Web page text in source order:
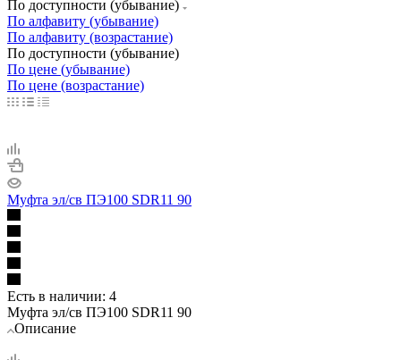
По доступности (убывание)
По алфавиту (убывание)
По алфавиту (возрастание)
По доступности (убывание)
По цене (убывание)
По цене (возрастание)
Муфта эл/св ПЭ100 SDR11 90
Есть в наличии: 4
Муфта эл/св ПЭ100 SDR11 90
Описание